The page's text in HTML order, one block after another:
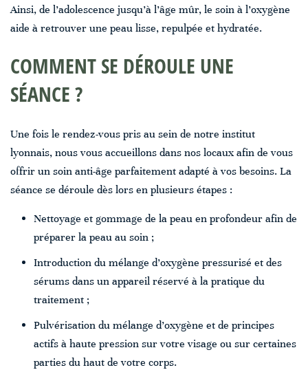
Ainsi, de l’adolescence jusqu’à l’âge mûr, le soin à l’oxygène
aide à retrouver une peau lisse, repulpée et hydratée.
COMMENT SE DÉROULE UNE
SÉANCE ?
Une fois le rendez-vous pris au sein de notre institut
lyonnais, nous vous accueillons dans nos locaux afin de vous
offrir un soin anti-âge parfaitement adapté à vos besoins. La
séance se déroule dès lors en plusieurs étapes :
Nettoyage et gommage de la peau en profondeur afin de
préparer la peau au soin ;
Introduction du mélange d’oxygène pressurisé et des
sérums dans un appareil réservé à la pratique du
traitement ;
Pulvérisation du mélange d’oxygène et de principes
actifs à haute pression sur votre visage ou sur certaines
parties du haut de votre corps.